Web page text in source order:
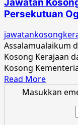
Persekutuan
Assalamualaikum
Kosong Kerajaan
Kosong
Read MoreRead
more
Masukkan